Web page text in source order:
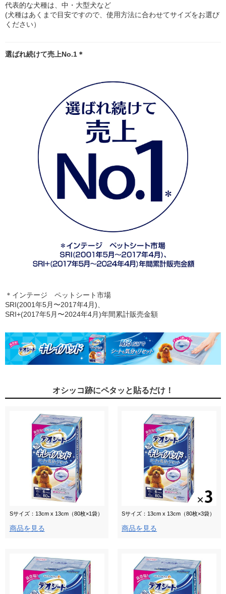
代表的な犬種は、中・大型犬など
(犬種はあくまで目安ですので、使用方法に合わせてサイズをお選び
ください）
選ばれ続けて売上No.1＊
＊インテージ ペットシート市場
SRI(2001年5月〜2017年4月)、
SRI+(2017年5月〜2024年4月)年間累計販売金額
オシッコ跡にペタッと貼るだけ！
Sサイズ：13cm x 13cm（80枚×1袋）
商品を見る
Sサイズ：13cm x 13cm（80枚×3袋）
商品を見る